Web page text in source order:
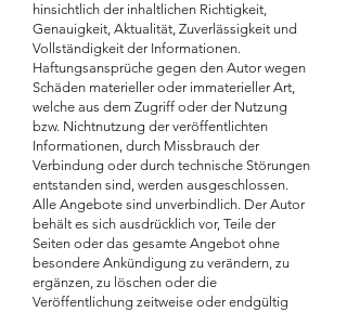
hinsichtlich der inhaltlichen Richtigkeit,
Genauigkeit, Aktualität, Zuverlässigkeit und
Vollständigkeit der Informationen.
Haftungsansprüche gegen den Autor wegen
Schäden materieller oder immaterieller Art,
welche aus dem Zugriff oder der Nutzung
bzw. Nichtnutzung der veröffentlichten
Informationen, durch Missbrauch der
Verbindung oder durch technische Störungen
entstanden sind, werden ausgeschlossen.
Alle Angebote sind unverbindlich. Der Autor
behält es sich ausdrücklich vor, Teile der
Seiten oder das gesamte Angebot ohne
besondere Ankündigung zu verändern, zu
ergänzen, zu löschen oder die
Veröffentlichung zeitweise oder endgültig